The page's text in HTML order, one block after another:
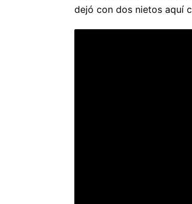
dejó con dos nietos aquí